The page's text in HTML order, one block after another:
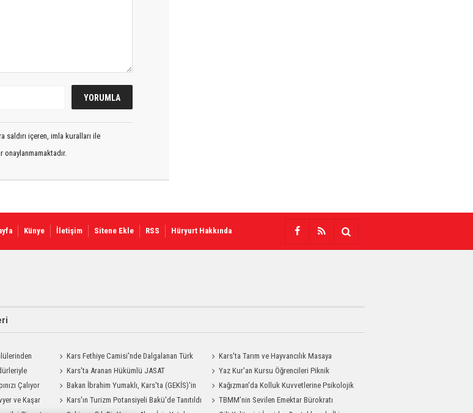
saldırı içeren, imla kuralları ile
onaylanmamaktadır.
Künye İletişim Sitene Ekle RSS Hüryurt Hakkında
Kars Fethiye Camisi'nde Dalgalanan Türk
Bayrağı Görenlerin Beğenisini Topladı
Kars'ta Tarım ve Hayvancılık Masaya
Yatırıldı
Kars'ta Aranan Hükümlü JASAT
Operasyonuyla Yakalandı
Yaz Kur'an Kursu Öğrencileri Piknik
Coşkusu Yaşadı
Çalıyor
Bakan İbrahim Yumaklı, Kars'ta (GEKİS)'in
ilk uygulamasını başlattı
Kağızman'da Kolluk Kuvvetlerine Psikolojik
İlk Yardım Eğitimi
ve Kaşar
Kars'ın Turizm Potansiyeli Bakü'de Tanıtıldı
TBMM’nin Sevilen Emektar Bürokratı